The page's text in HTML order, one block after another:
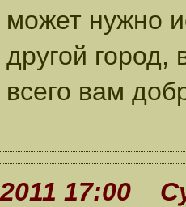
может нужно
другой
всего вам
17:00